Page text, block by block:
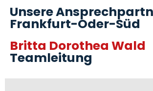
Unsere
Frankfurt-Oder-Süd
Britta Dorothea Wald
Teamleitung